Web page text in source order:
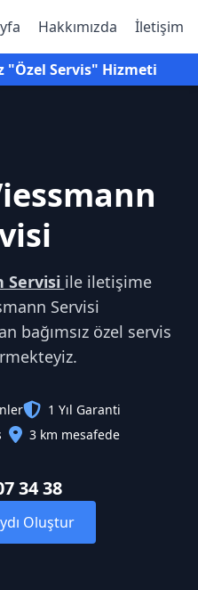
Hakkımızda İletişim
"Özel Servis" Hizmeti
Servisi ile iletişime
Servisi
bağımsız özel servis
1 Yıl Garanti
3 km mesafede
34 38
Oluştur